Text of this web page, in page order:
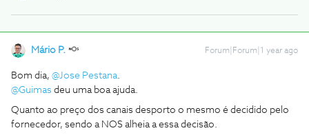
Mário P. Forum|Forum|1 year ago
Bom dia, @Jose Pestana.
@Guimas deu uma boa ajuda.
Quanto ao preço dos canais desporto o mesmo é decidido pelo
fornecedor, sendo a NOS alheia a essa decisão.